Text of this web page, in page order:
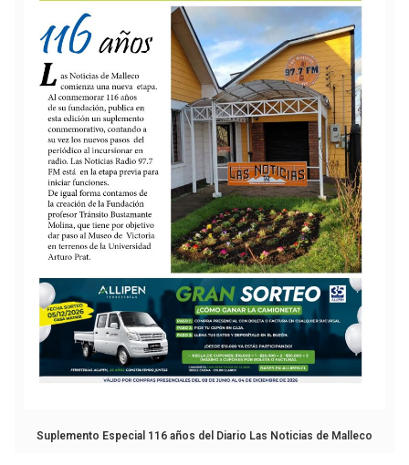
Suplemento Especial 116 años del Diario Las Noticias de Malleco